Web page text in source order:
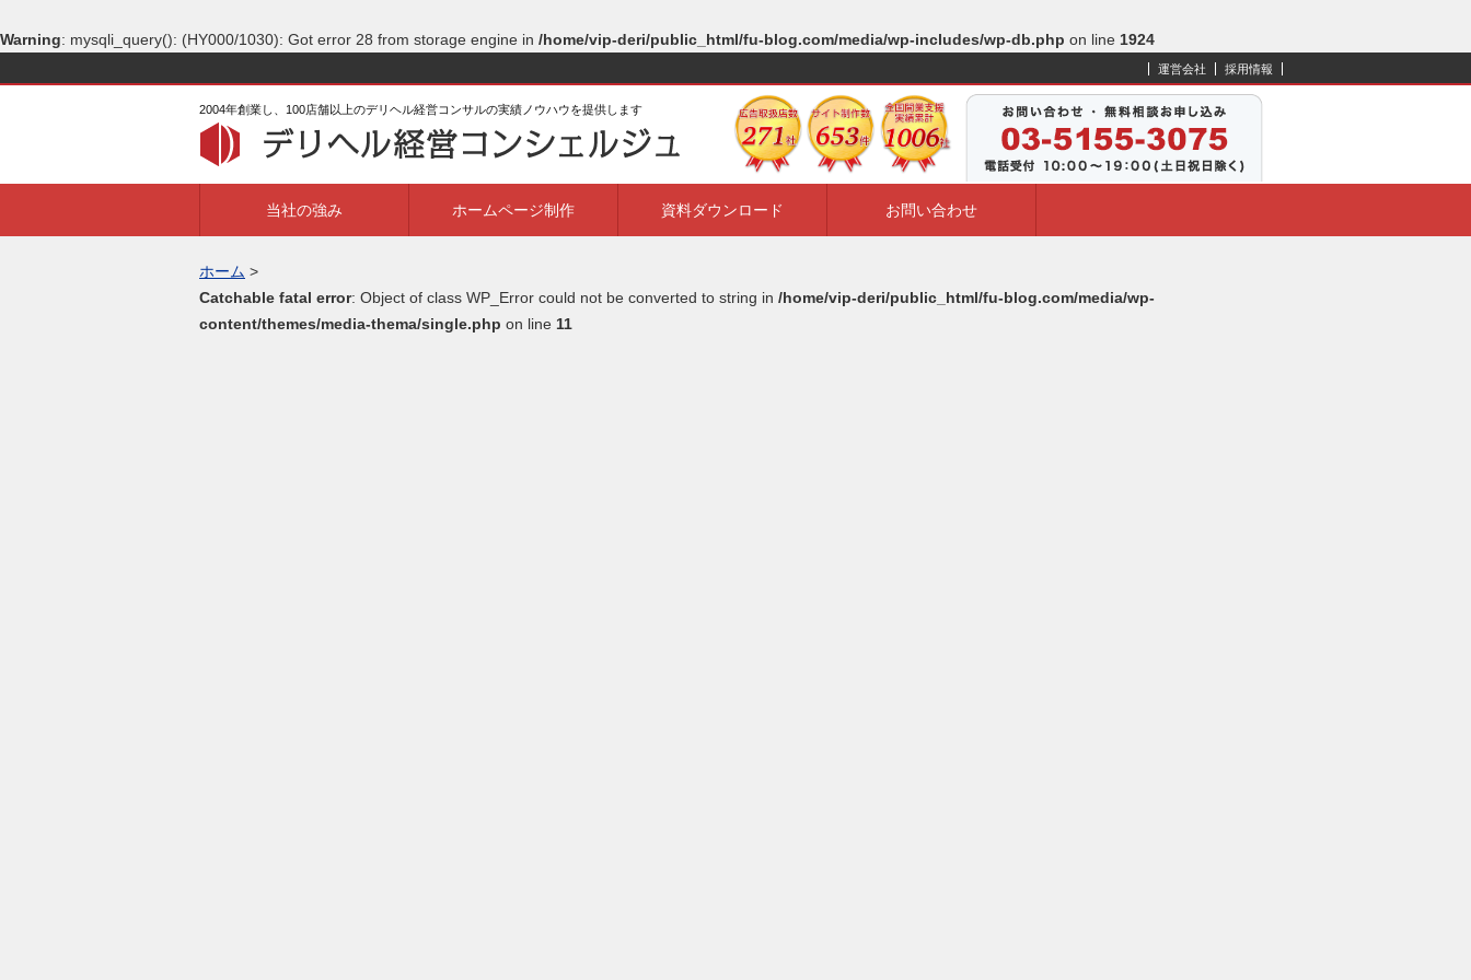
Warning: mysqli_query(): (HY000/1030): Got error 28 from storage engine in /home/vip-deri/public_html/fu-blog.com/media/wp-includes/wp-db.php on line 1924
2004年創業し、100店舗以上のデリヘル経営コンサルの実績ノウハウを提供します
運営会社 採用情報
当社の強み ホームページ制作 資料ダウンロード お問い合わせ
ホーム >
Catchable fatal error: Object of class WP_Error could not be converted to string in /home/vip-deri/public_html/fu-blog.com/media/wp-
content/themes/media-thema/single.php on line 11